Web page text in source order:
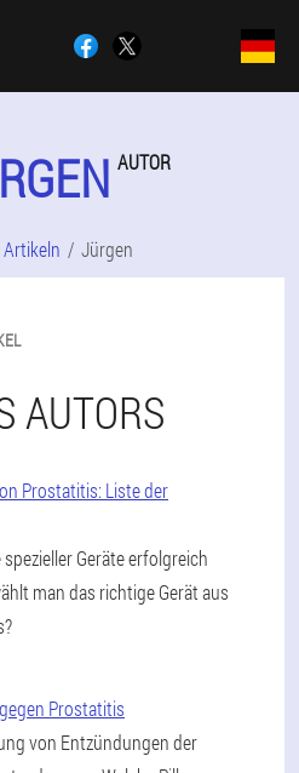
AUTOR
Jürgen
AUTORS
Prostatitis: Liste der
Geräte erfolgreich
man das richtige Gerät aus
Prostatitis
von Entzündungen der